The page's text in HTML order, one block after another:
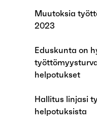
Muutoksia
2023
Eduskunta on
helpotukset
Hallitus linjasi
helpotuksista